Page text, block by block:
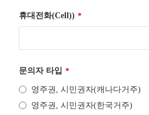
휴대전화(Cell)) *
문의자 타입 *
영주권, 시민권자(캐나다거주)
영주권, 시민권자(한국거주)